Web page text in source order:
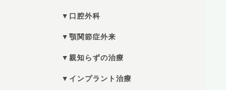
▼口腔外科
▼顎関節症外来
▼親知らずの治療
▼インプラント治療